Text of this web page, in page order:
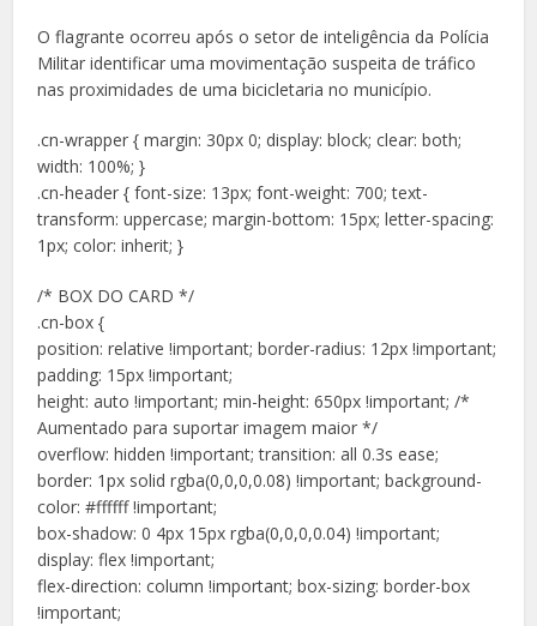
O flagrante ocorreu após o setor de inteligência da Polícia
Militar identificar uma movimentação suspeita de tráfico
nas proximidades de uma bicicletaria no município.
.cn-wrapper { margin: 30px 0; display: block; clear: both;
width: 100%; }
.cn-header { font-size: 13px; font-weight: 700; text-
transform: uppercase; margin-bottom: 15px; letter-spacing:
1px; color: inherit; }
/* BOX DO CARD */
.cn-box {
position: relative !important; border-radius: 12px !important;
padding: 15px !important;
height: auto !important; min-height: 650px !important; /*
Aumentado para suportar imagem maior */
overflow: hidden !important; transition: all 0.3s ease;
border: 1px solid rgba(0,0,0,0.08) !important; background-
color: #ffffff !important;
box-shadow: 0 4px 15px rgba(0,0,0,0.04) !important;
display: flex !important;
flex-direction: column !important; box-sizing: border-box
!important;